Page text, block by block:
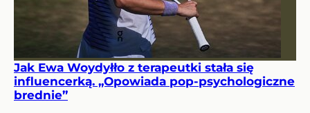
Jak Ewa Woydyłło z terapeutki stała się
influencerką. „Opowiada pop-psychologiczne
brednie”